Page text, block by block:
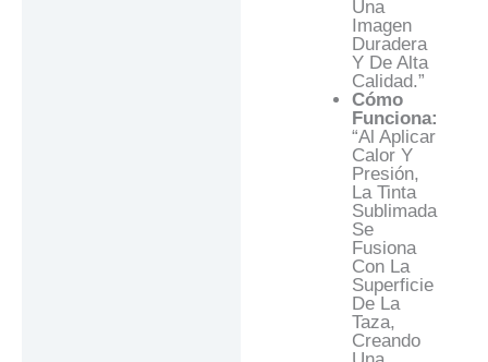
Una
Imagen
Duradera
Y De Alta
Calidad.”
Cómo
Funciona:
“Al Aplicar
Calor Y
Presión,
La Tinta
Sublimada
Se
Fusiona
Con La
Superficie
De La
Taza,
Creando